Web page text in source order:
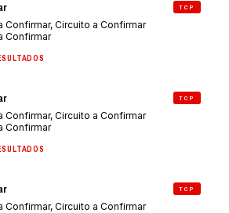
TCP
Confirmar, Circuito a Confirmar
Confirmar
TCP
Confirmar, Circuito a Confirmar
Confirmar
TCP
Confirmar, Circuito a Confirmar